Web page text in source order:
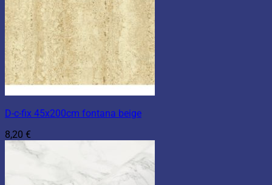
D-c-fix 45x200cm fontana beige
8,20 €